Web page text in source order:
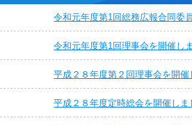
令和元年度第1回総務広報合同委
令和元年度第1回理事会を開催し
平成２８年度第２回理事会を開催
平成２８年度定時総会を開催しま